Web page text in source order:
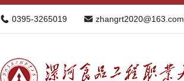
0395-3265019 zhangrt2020@163.com